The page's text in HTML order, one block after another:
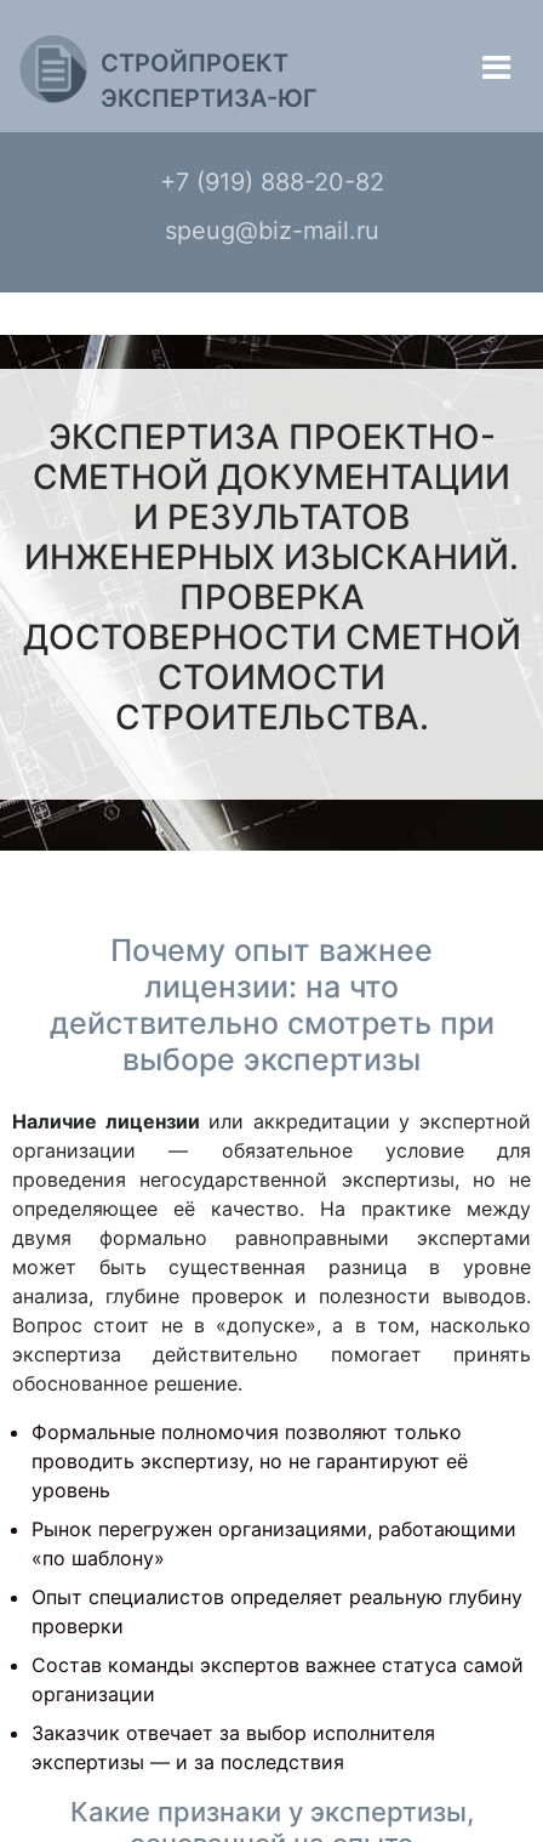
СТРОЙПРОЕКТ
ЭКСПЕРТИЗА-ЮГ
+7 (919) 888-20-82
speug@biz-mail.ru
ЭКСПЕРТИЗА ПРОЕКТНО-
СМЕТНОЙ ДОКУМЕНТАЦИИ
И РЕЗУЛЬТАТОВ
ИНЖЕНЕРНЫХ ИЗЫСКАНИЙ.
ПРОВЕРКА
ДОСТОВЕРНОСТИ СМЕТНОЙ
СТОИМОСТИ
СТРОИТЕЛЬСТВА.
Почему опыт важнее
лицензии: на что
действительно смотреть при
выборе экспертизы
Наличие лицензии или аккредитации у экспертной
организации — обязательное условие для
проведения негосударственной экспертизы, но не
определяющее её качество. На практике между
двумя формально равноправными экспертами
может быть существенная разница в уровне
анализа, глубине проверок и полезности выводов.
Вопрос стоит не в «допуске», а в том, насколько
экспертиза действительно помогает принять
обоснованное решение.
Формальные полномочия позволяют только
проводить экспертизу, но не гарантируют её
уровень
Рынок перегружен организациями, работающими
«по шаблону»
Опыт специалистов определяет реальную глубину
проверки
Состав команды экспертов важнее статуса самой
организации
Заказчик отвечает за выбор исполнителя
экспертизы — и за последствия
Какие признаки у экспертизы,